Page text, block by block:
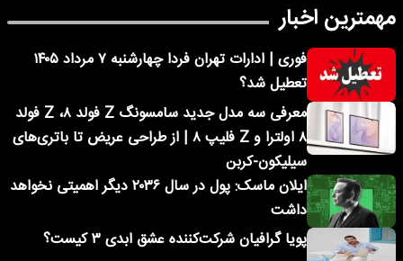
مهمترین اخبار
فوری | ادارات تهران فردا چهارشنبه ۷ مرداد ۱۴۰۵
تعطیل شد؟
معرفی سه مدل جدید سامسونگ Z فولد ۸، Z فولد
۸ اولترا و Z فلیپ ۸ | از طراحی عریض تا باتری‌های
سیلیکون-کربن
ایلان ماسک: پول در سال ۲۰۳۶ دیگر اهمیتی نخواهد
داشت
پویا گرافیان شرکت‌کننده عشق ابدی ۳ کیست؟